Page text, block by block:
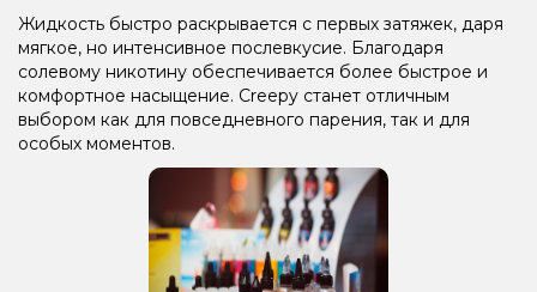
Жидкость быстро раскрывается с первых затяжек, даря
мягкое, но интенсивное послевкусие. Благодаря
солевому никотину обеспечивается более быстрое и
комфортное насыщение. Creepy станет отличным
выбором как для повседневного парения, так и для
особых моментов.